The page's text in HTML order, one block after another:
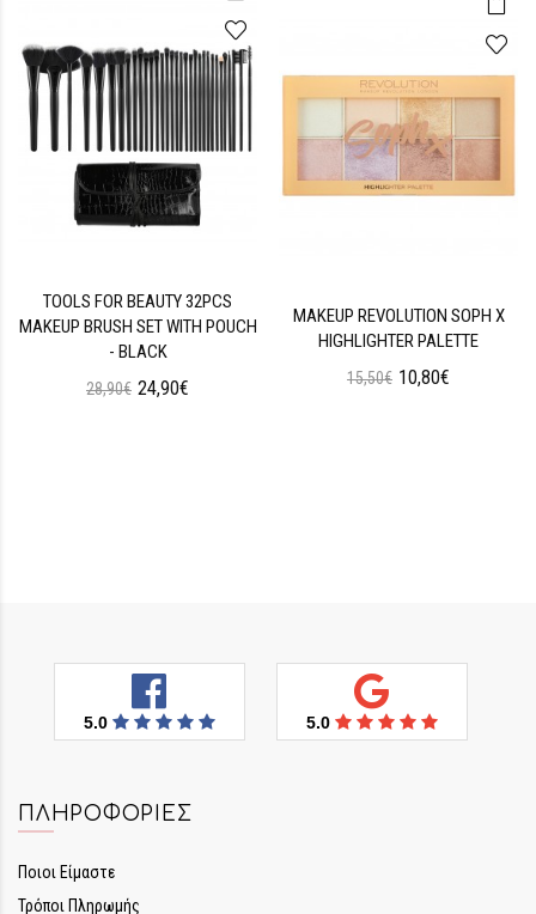
TOOLS FOR BEAUTY 32PCS
MAKEUP BRUSH SET WITH POUCH
- BLACK
28,90€ 24,90€
MAKEUP REVOLUTION SOPH X
HIGHLIGHTER PALETTE
15,50€ 10,80€
5.0 5.0
ΠΛΗΡΟΦΟΡΊΕΣ
Ποιοι Είμαστε
Τρόποι Πληρωμής